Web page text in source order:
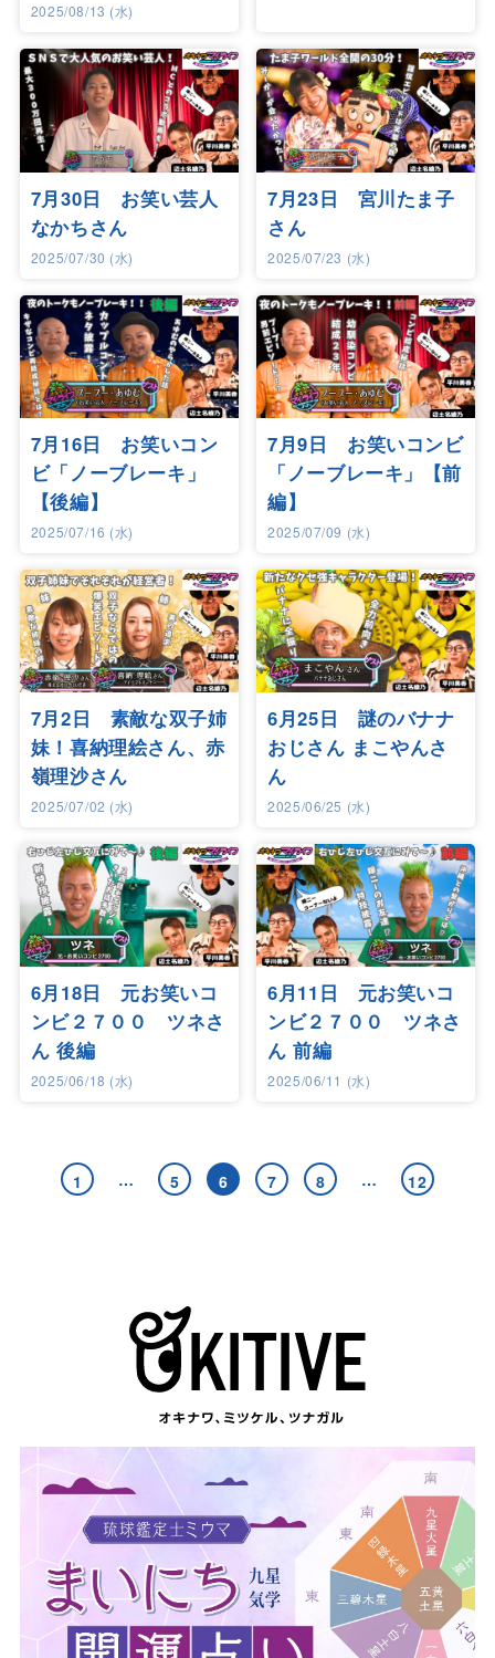
2025/08/13 (水)
7月30日 お笑い芸人
なかちさん
2025/07/30 (水)
7月23日 宮川たま子
さん
2025/07/23 (水)
7月16日 お笑いコン
ビ「ノーブレーキ」
【後編】
2025/07/16 (水)
7月9日 お笑いコンビ
「ノーブレーキ」【前
編】
2025/07/09 (水)
7月2日 素敵な双子姉
妹！喜納理絵さん、赤
嶺理沙さん
2025/07/02 (水)
6月25日 謎のバナナ
おじさん まこやんさ
ん
2025/06/25 (水)
6月18日 元お笑いコ
ンビ２７００ ツネさ
ん 後編
2025/06/18 (水)
6月11日 元お笑いコ
ンビ２７００ ツネさ
ん 前編
2025/06/11 (水)
1 … 5 6 7 8 … 12